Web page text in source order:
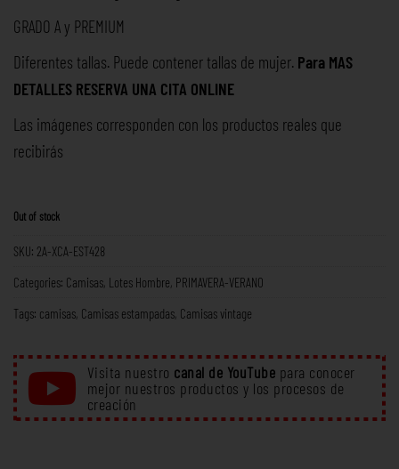
GRADO A y PREMIUM
Diferentes tallas. Puede contener tallas de mujer. Para MAS
DETALLES RESERVA UNA CITA ONLINE
Las imágenes corresponden con los productos reales que
recibirás
Out of stock
SKU: 2A-XCA-EST428
Categories: Camisas Lotes Hombre PRIMAVERA-VERANO
Tags: camisas Camisas estampadas Camisas vintage
Visita nuestro canal de YouTube para conocer
mejor nuestros productos y los procesos de
creación